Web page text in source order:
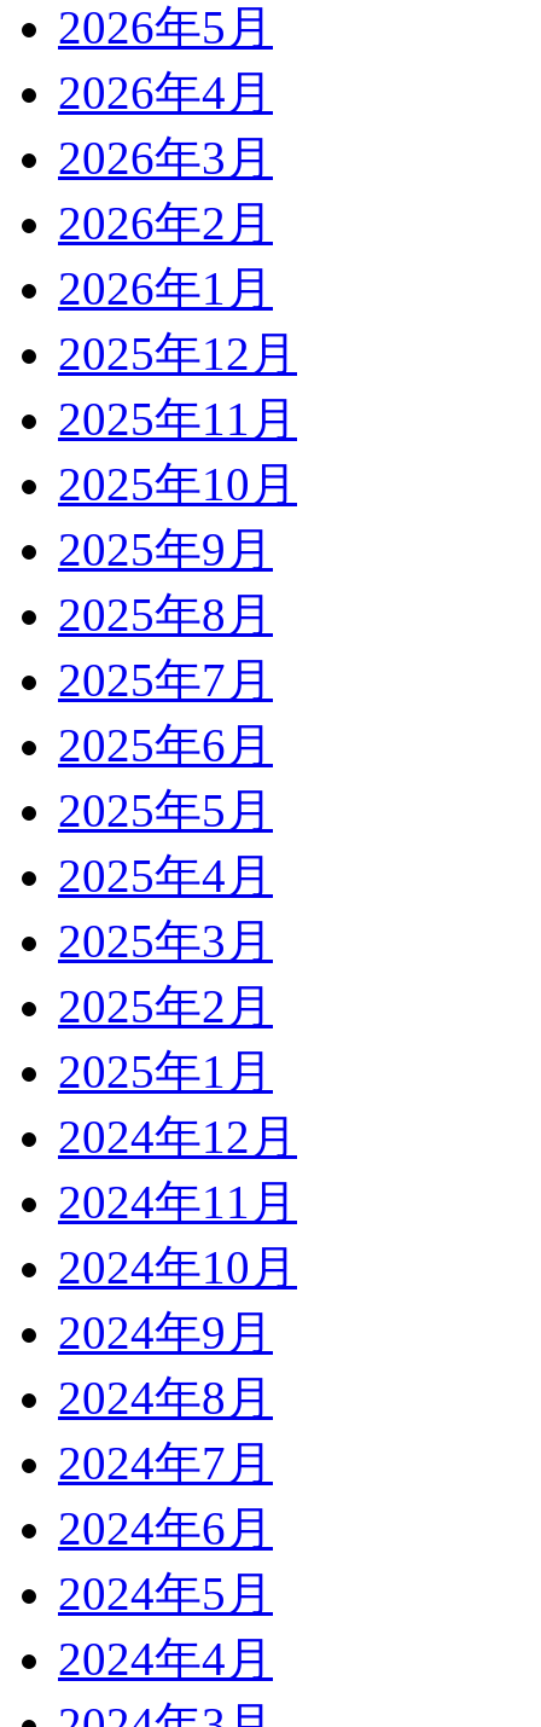
2026年5月
2026年4月
2026年3月
2026年2月
2026年1月
2025年12月
2025年11月
2025年10月
2025年9月
2025年8月
2025年7月
2025年6月
2025年5月
2025年4月
2025年3月
2025年2月
2025年1月
2024年12月
2024年11月
2024年10月
2024年9月
2024年8月
2024年7月
2024年6月
2024年5月
2024年4月